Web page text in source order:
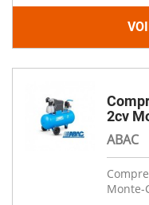
2cv
ABAC
Monte-